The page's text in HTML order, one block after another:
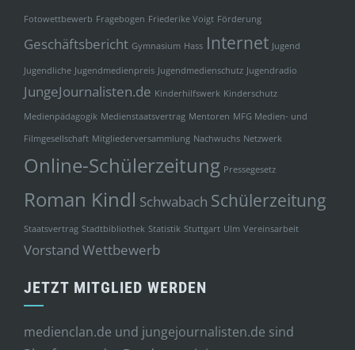
Fotowettbewerb Fragebogen Friederike Voigt Förderung
Geschäftsbericht Gymnasium Hass Internet Jugend
Jugendliche Jugendmedienpreis Jugendmedienschutz Jugendradio
JungeJournalisten.de Kinderhilfswerk Kinderschutz
Medienpädagogik Medienstaatsvertrag Mentoren MFG Medien- und
Filmgesellschaft Mitgliederversammlung Nachwuchs Netzwerk
Online-Schülerzeitung Pressegesetz
Roman Kindl Schwabach Schülerzeitung
Staatsvertrag Stadtbibliothek Statistik Stuttgart Ulm Vereinsarbeit
Vorstand Wettbewerb
JETZT MITGLIED WERDEN
medienclan.de und jungejournalisten.de sind